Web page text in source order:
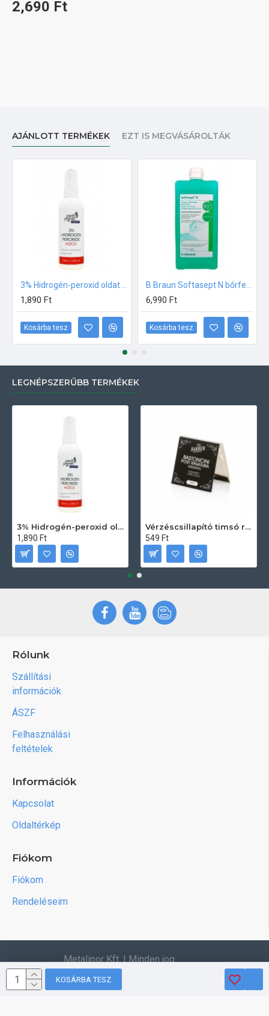
2,690 Ft
KOSÁRBA TESZ
AJÁNLOTT TERMÉKEK EZT IS MEGVÁSÁROLTÁK
1,890 Ft
Kosárba tesz
6,990 Ft
Kosárba tesz
LEGNÉPSZERŰBB TERMÉKEK
3% Hidrogén-peroxid oldat (sebfertőtlenítő) 100ml
1,890 Ft
Vérzéscsillapító timsó rúd 20db
549 Ft
Rólunk
Szállítási
információk
ÁSZF
Felhasználási
feltételek
Információk
Kapcsolat
Oldaltérkép
Fiókom
Fiókom
Rendeléseim
Metalipor Kft. | Minden jog
fenntartva.